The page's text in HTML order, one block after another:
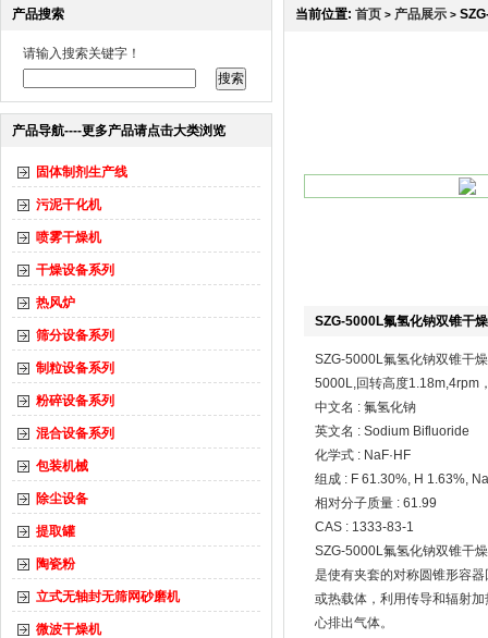
产品搜索
请输入搜索关键字！
产品导航----更多产品请点击大类浏览
固体制剂生产线
污泥干化机
喷雾干燥机
干燥设备系列
热风炉
筛分设备系列
制粒设备系列
粉碎设备系列
混合设备系列
包装机械
除尘设备
提取罐
陶瓷粉
立式无轴封无筛网砂磨机
微波干燥机
当前位置: 首页 > 产品展示 >
SZG-5000L氟氢化钠双锥干
SZG-5000L氟氢化钠双锥干
5000L,回转高度1.18m,4rpm
中文名 : 氟氢化钠
英文名 : Sodium Bifluoride
化学式 : NaF·HF
组成 : F 61.30%, H 1.63%,
相对分子质量 : 61.99
CAS : 1333-83-1
SZG-5000L氟氢化钠双锥干
是使有夹套的对称圆锥形容
或热载体，利用传导和辐射
心排出气体。